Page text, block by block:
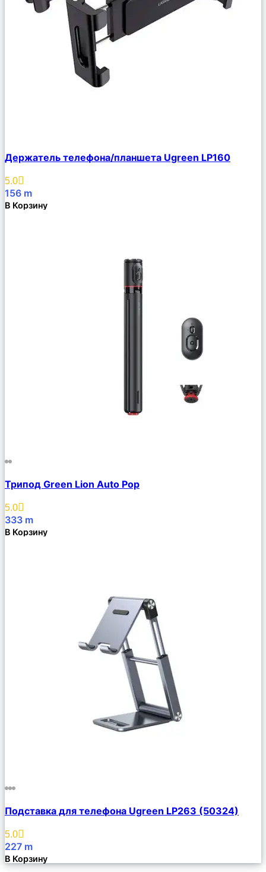
Описание
Избранное
Держатель телефона/планшета Ugreen LP160
5.0
156 m
В Корзину
Описание
Избранное
Трипод Green Lion Auto Pop
5.0
333 m
В Корзину
Описание
Избранное
Подставка для телефона Ugreen LP263 (50324)
5.0
227 m
В Корзину